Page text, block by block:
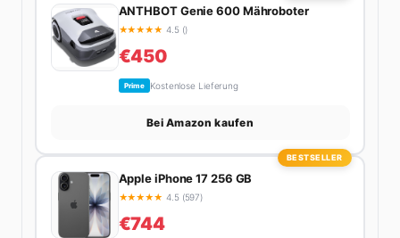
ANTHBOT Genie 600 Mähroboter
★★★★★ 4.5 ()
€450
Prime Kostenlose Lieferung
Bei Amazon kaufen
BESTSELLER
Apple iPhone 17 256 GB
★★★★★ 4.5 (597)
€744